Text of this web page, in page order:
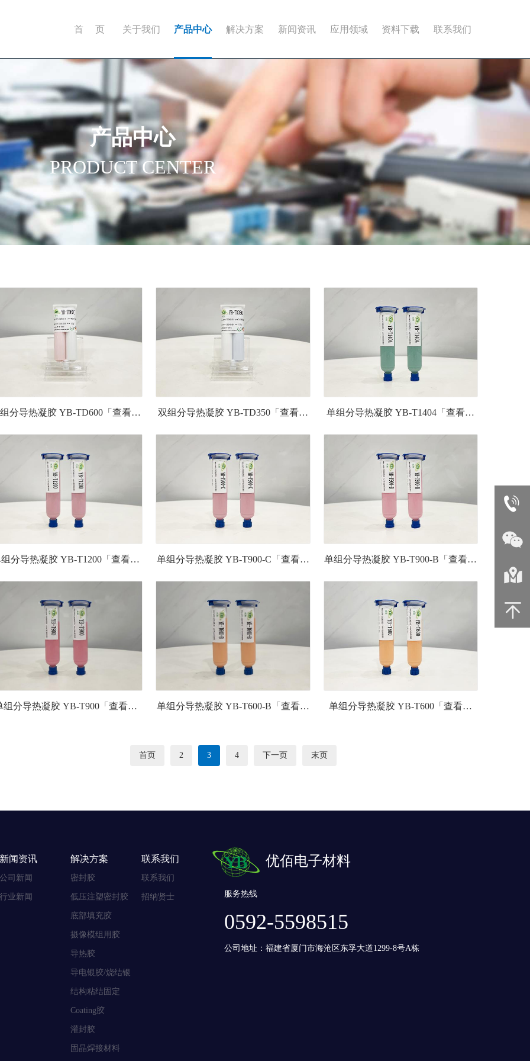
首 页 关于我们 产品中心 解决方案 新闻资讯 应用领域 资料下载 联系我们
产品中心
PRODUCT CENTER
分导热凝胶 YB-TD600「查看详
双组分导热凝胶 YB-TD350「查看详
单组分导热凝胶 YB-T1404「查看详
分导热凝胶 YB-T1200「查看详
单组分导热凝胶 YB-T900-C「查看详
单组分导热凝胶 YB-T900-B「查看详
组分导热凝胶 YB-T900「查看详
单组分导热凝胶 YB-T600-B「查看详
单组分导热凝胶 YB-T600「查看详
首页 2 3 4 下一页 末页
新闻资讯
公司新闻
行业新闻
解决方案
密封胶
低压注塑密封胶
底部填充胶
摄像模组用胶
导热胶
导电银胶/烧结银
结构粘结固定
Coating胶
灌封胶
固晶焊接材料
联系我们
联系我们
招纳贤士
优佰电子材料
服务热线
0592-5598515
公司地址：福建省厦门市海沧区东孚大道1299-8号A栋